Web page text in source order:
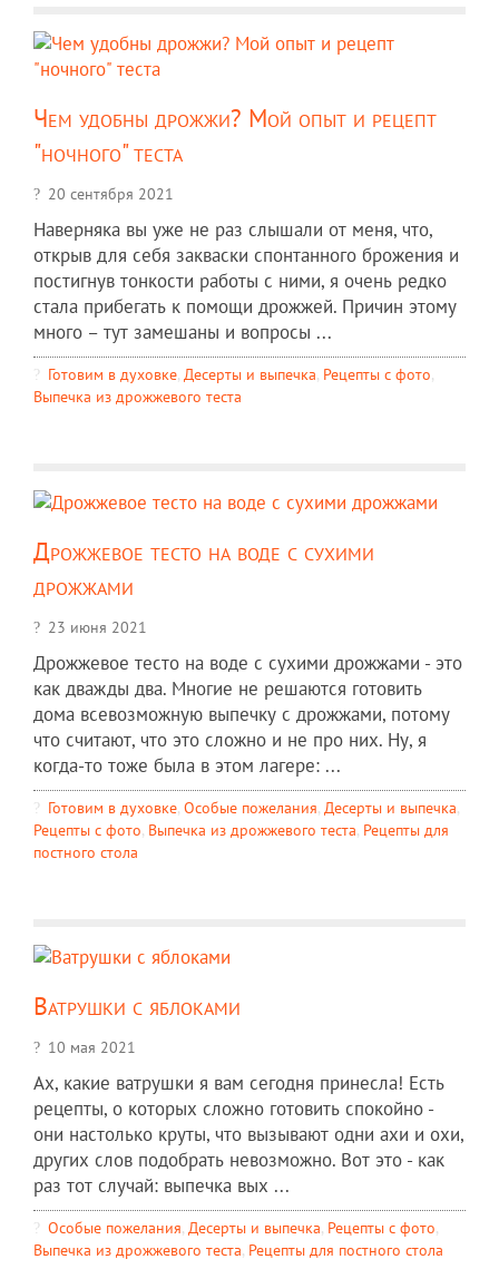
Чем удобны дрожжи? Мой опыт и рецепт
"ночного" теста
20 сентября 2021
Наверняка вы уже не раз слышали от меня, что,
открыв для себя закваски спонтанного брожения и
постигнув тонкости работы с ними, я очень редко
стала прибегать к помощи дрожжей. Причин этому
много – тут замешаны и вопросы ...
Готовим в духовке, Десерты и выпечка, Рецепты c фото,
Выпечка из дрожжевого теста
Дрожжевое тесто на воде с сухими
дрожжами
23 июня 2021
Дрожжевое тесто на воде с сухими дрожжами - это
как дважды два. Многие не решаются готовить
дома всевозможную выпечку с дрожжами, потому
что считают, что это сложно и не про них. Ну, я
когда-то тоже была в этом лагере: ...
Готовим в духовке, Особые пожелания, Десерты и выпечка,
Рецепты c фото, Выпечка из дрожжевого теста, Рецепты для
постного стола
Ватрушки с яблоками
10 мая 2021
Ах, какие ватрушки я вам сегодня принесла! Есть
рецепты, о которых сложно готовить спокойно -
они настолько круты, что вызывают одни ахи и охи,
других слов подобрать невозможно. Вот это - как
раз тот случай: выпечка вых ...
Особые пожелания, Десерты и выпечка, Рецепты c фото,
Выпечка из дрожжевого теста, Рецепты для постного стола